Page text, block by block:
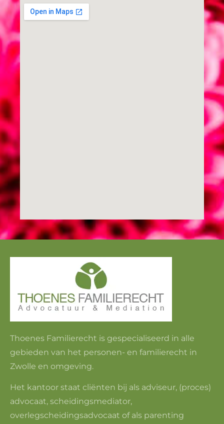
Thoenes Familierecht is gespecialiseerd in alle
gebieden van het personen- en familierecht in
Zwolle en omgeving.
Het kantoor staat cliënten bij als adviseur, (proces)
advocaat, scheidingsmediator,
overlegscheidingsadvocaat of als parenting